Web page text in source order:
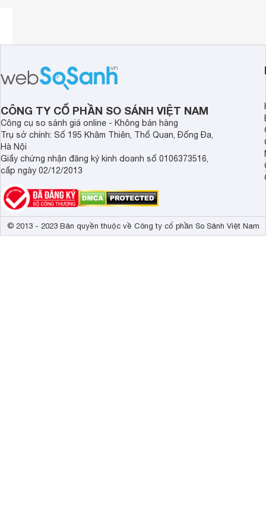
CÔNG TY CỔ PHẦN SO SÁNH VIỆT NAM
Công cụ so sánh giá online - Không bán hàng
Trụ sở chính: Số 195 Khâm Thiên, Thổ Quan, Đống Đa,
Hà Nội
Giấy chứng nhận đăng ký kinh doanh số 0106373516,
cấp ngày 02/12/2013
© 2013 - 2023 Bản quyền thuộc về Công ty cổ phần So Sánh Việt Nam